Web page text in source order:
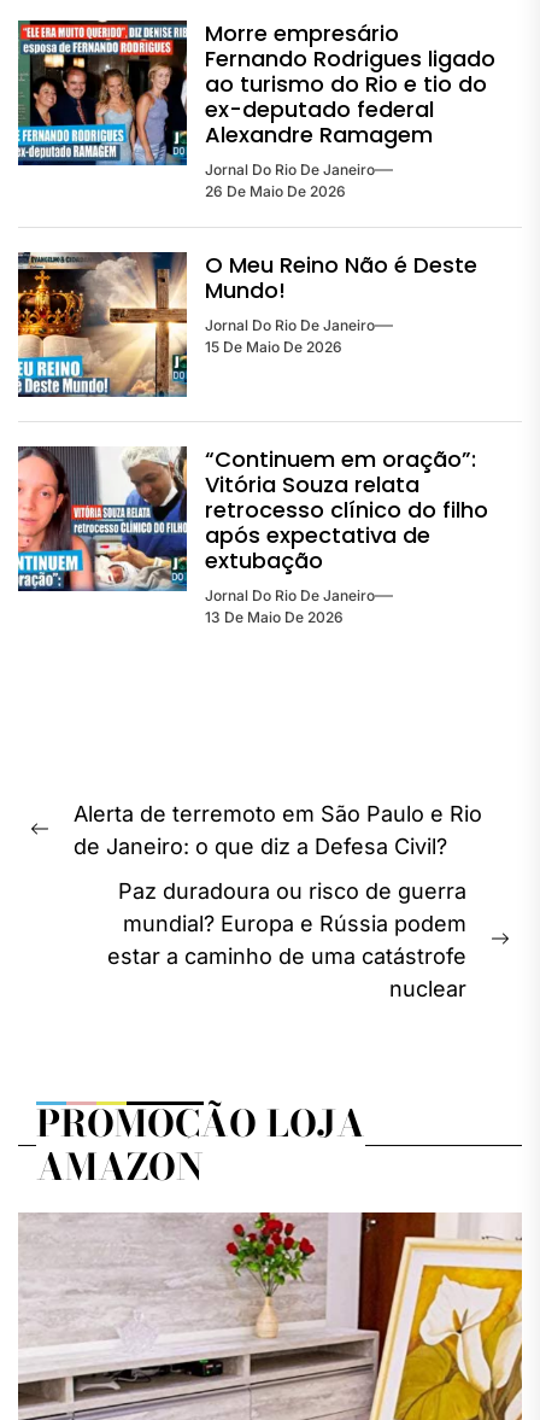
Morre empresário
Fernando Rodrigues ligado
ao turismo do Rio e tio do
ex-deputado federal
Alexandre Ramagem
Jornal Do Rio De Janeiro
26 De Maio De 2026
O Meu Reino Não é Deste
Mundo!
Jornal Do Rio De Janeiro
15 De Maio De 2026
“Continuem em oração”:
Vitória Souza relata
retrocesso clínico do filho
após expectativa de
extubação
Jornal Do Rio De Janeiro
13 De Maio De 2026
Navegação
dePrevious
Alerta de terremoto em São Paulo e Rio
de Janeiro: o que diz a Defesa Civil?
Paz duradoura ou risco de guerra
mundial? Europa e Rússia podem
estar a caminho de uma catástrofe
nuclear
PROMOÇÃO LOJA
AMAZON